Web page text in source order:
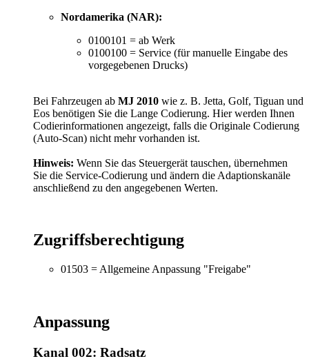
Nordamerika (NAR):
0100101 = ab Werk
0100100 = Service (für manuelle Eingabe des
vorgegebenen Drucks)
Bei Fahrzeugen ab MJ 2010 wie z. B. Jetta, Golf, Tiguan und
Eos benötigen Sie die Lange Codierung. Hier werden Ihnen
Codierinformationen angezeigt, falls die Originale Codierung
(Auto-Scan) nicht mehr vorhanden ist.
Hinweis: Wenn Sie das Steuergerät tauschen, übernehmen
Sie die Service-Codierung und ändern die Adaptionskanäle
anschließend zu den angegebenen Werten.
Zugriffsberechtigung
01503 = Allgemeine Anpassung "Freigabe"
Anpassung
Kanal 002: Radsatz